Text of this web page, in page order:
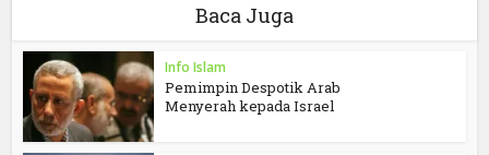
Baca Juga
Info Islam
Pemimpin Despotik Arab
Menyerah kepada Israel